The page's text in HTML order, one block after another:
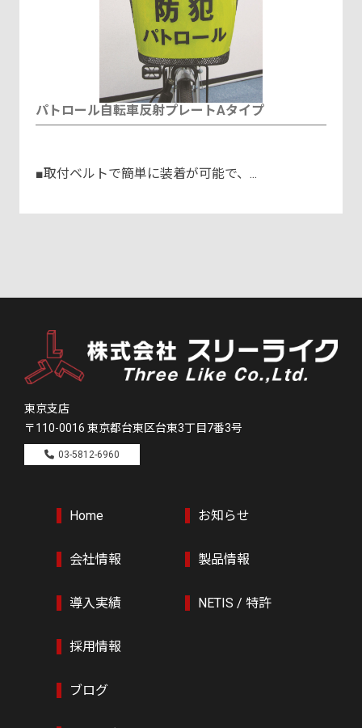
パトロール自転車反射プレートAタイプ
■取付ベルトで簡単に装着が可能で、...
東京支店
〒110-0016 東京都台東区台東3丁目7番3号
03-5812-6960
Home お知らせ
会社情報 製品情報
導入実績 NETIS / 特許
採用情報
ブログ